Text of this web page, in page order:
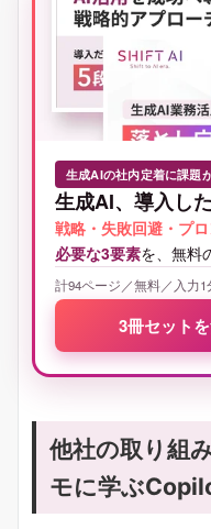
生成AIの社内定着に課題
生成AI、導入し
戦略・失敗回避・プ
必要な3要素を、無料
計94ページ／無料／入力1
3冊セット
他社の取り組
モに学ぶ